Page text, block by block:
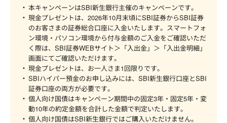
本キャンペーンはSBI新生銀行主催のキャンペーンです。
現金プレゼントは、2026年10月末頃にSBI証券からSBI証券
のお客さまの証券総合口座に入金いたします。スマートフォ
ン環境・パソコン環境から付与金額のご入金をご確認いただ
く際は、SBI証券WEBサイト＞「入出金」＞「入出金明細」
画面にてご確認いただけます。
現金プレゼントは、お一人さま1回限りです。
SBIハイパー預金のお申し込みには、SBI新生銀行口座とSBI
証券口座の両方が必要です。
個人向け国債はキャンペーン期間中の固定3年・固定5年・変
動10年の約定金額を合計した金額で判定いたします。
個人向け国債はSBI新生銀行ではご購入いただけません。